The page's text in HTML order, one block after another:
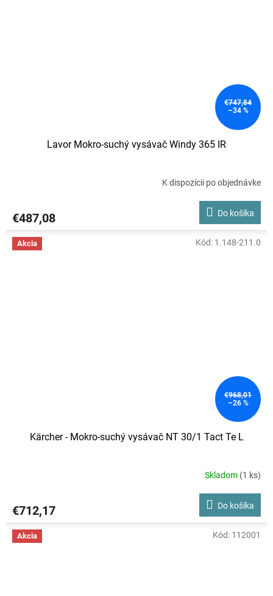
€747,84
–34 %
Lavor Mokro-suchý vysávač Windy 365 IR
K dispozícii po objednávke
€487,08 Do košíka
Akcia
€968,01
–26 %
Kärcher - Mokro-suchý vysávač NT 30/1 Tact Te L
Skladom (1 ks)
€712,17 Do košíka
Kód: 1.148-211.0
Akcia Kód: 112001